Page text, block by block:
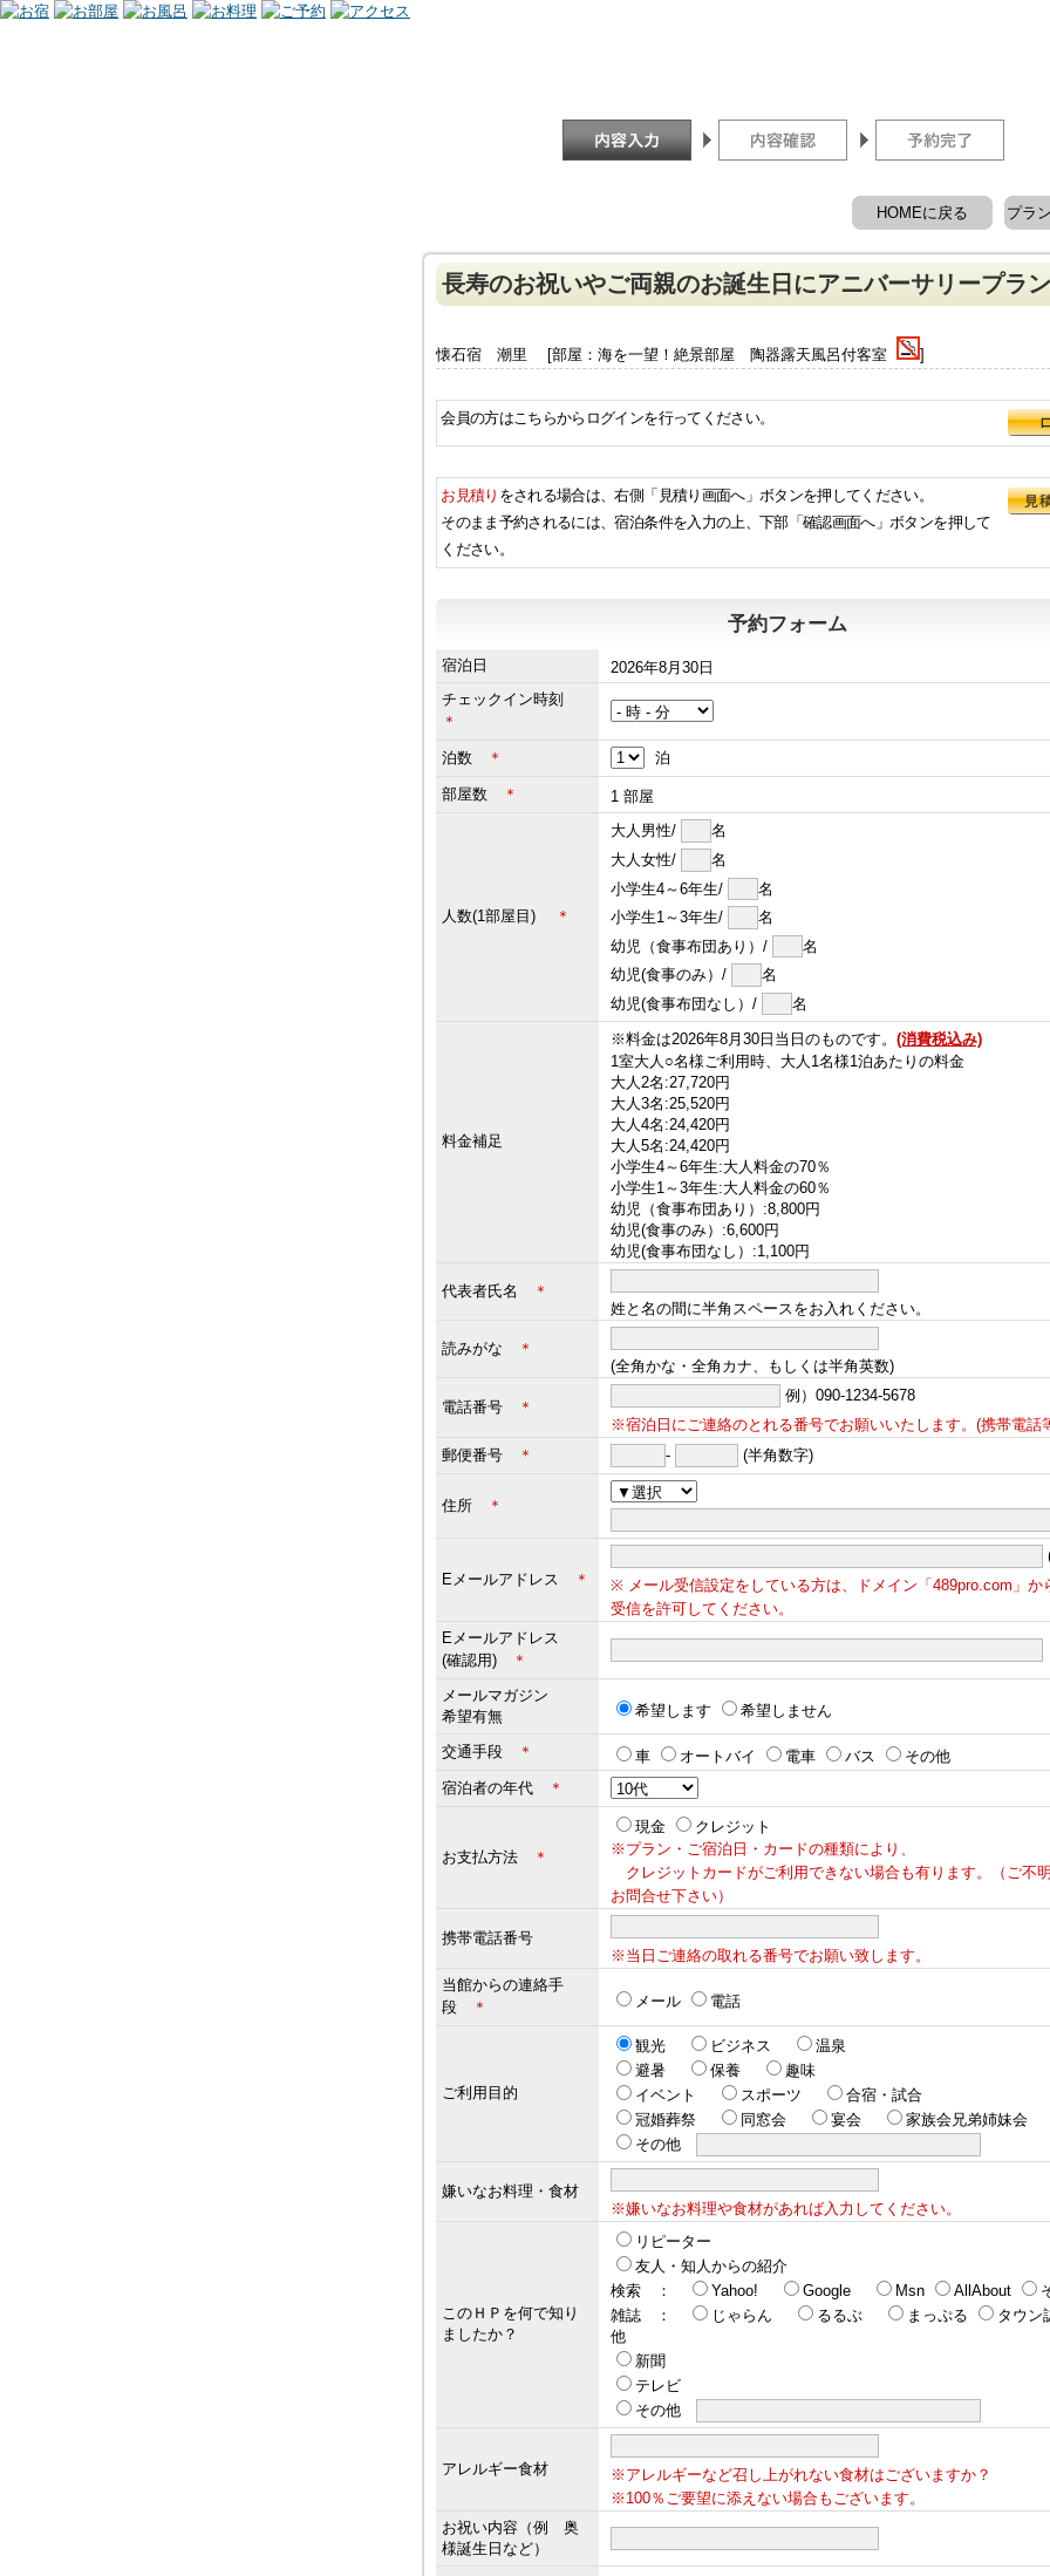
プラ
HOMEに戻る
長寿のお祝いやご両親のお誕生日にアニバーサリープラン
懐石宿 潮里 [部屋：海を一望！絶景部屋 陶器露天風呂付客室 ]
会員の方はこちらからログインを行ってください。
お見積り をされる場合は、右側「見積り画面へ」ボタンを押してください。
そのまま予約されるには、宿泊条件を入力の上、下部「確認画面へ」ボタンを押して
ください。
予約フォーム
宿泊日
2026年8月30日
チェックイン時刻
＊
泊数 ＊ 泊
部屋数 ＊ 1 部屋
人数(1部屋目) ＊
大人男性/
名
大人女性/
名
小学生4～6年生/
名
小学生1～3年生/
名
幼児（食事布団あり）/
名
幼児(食事のみ）/
名
幼児(食事布団なし）/
名
料金補足
※料金は2026年8月30日当日のものです。 (消費税込み)
1室大人○名様ご利用時、大人1名様1泊あたりの料金
大人2名:27,720円
大人3名:25,520円
大人4名:24,420円
大人5名:24,420円
小学生4～6年生:大人料金の70％
小学生1～3年生:大人料金の60％
幼児（食事布団あり）:8,800円
幼児(食事のみ）:6,600円
幼児(食事布団なし）:1,100円
代表者氏名
＊
姓と名の間に半角スペースをお入れください。
読みがな
＊
(全角かな・全角カナ、もしくは半角英数)
電話番号 ＊
例）090-1234-5678
※宿泊日にご連絡のとれる番号でお願いいたします。(携帯電話
郵便番号
＊ - (半角数字)
住所 ＊
Eメールアドレス ＊
※ メール受信設定をしている方は、ドメイン「489pro.com」か
受信を許可してください。
Eメールアドレス
(確認用)
＊
メールマガジン
希望有無
希望します 希望しません
交通手段 ＊ 車 オートバイ 電車 バス
その他
宿泊者の年代
＊
お支払方法 ＊
現金
クレジット
※プラン・ご宿泊日・カードの種類により、
クレジットカードがご利用できない場合も有ります。（ご不
お問合せ下さい）
携帯電話番号
※当日ご連絡の取れる番号でお願い致します。
当館からの連絡手
段
＊ メール 電話
ご利用目的
観光 ビジネス
温泉
避暑
保養
趣味
イベント
スポーツ
合宿・試合
冠婚葬祭
同窓会 宴会
家族会兄弟姉妹会
その他
嫌いなお料理・食材
※嫌いなお料理や食材があれば入力してください。
このＨＰを何で知り
ましたか？
リピーター
友人・知人からの紹介
検索 ：
Yahoo! Google Msn AllAbout
雑誌 ：
じゃらん るるぶ まっぷる タウン
他
新聞
テレビ
その他
アレルギー食材
※アレルギーなど召し上がれない食材はございますか？
※100％ご要望に添えない場合もございます。
お祝い内容（例 奥
様誕生日など）